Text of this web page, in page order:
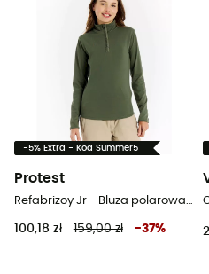
-5% Extra - Kod Summer5
Protest
Refabrizoy Jr - Bluza polarowa dziecięca
100,18 zł 159,00 zł -37%